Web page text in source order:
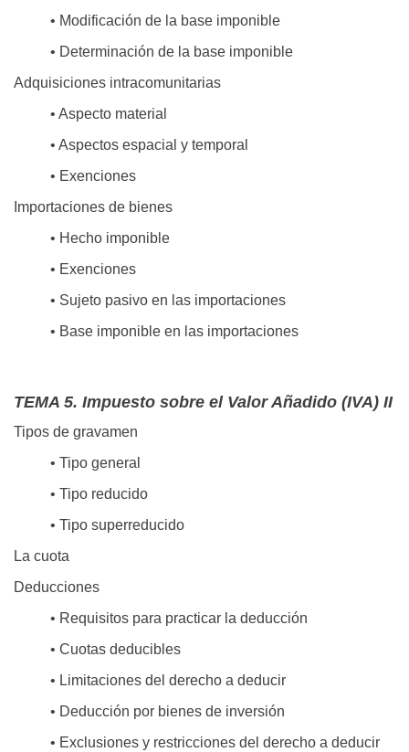
• Modificación de la base imponible
• Determinación de la base imponible
Adquisiciones intracomunitarias
• Aspecto material
• Aspectos espacial y temporal
• Exenciones
Importaciones de bienes
• Hecho imponible
• Exenciones
• Sujeto pasivo en las importaciones
• Base imponible en las importaciones
TEMA 5. Impuesto sobre el Valor Añadido (IVA) II
Tipos de gravamen
• Tipo general
• Tipo reducido
• Tipo superreducido
La cuota
Deducciones
• Requisitos para practicar la deducción
• Cuotas deducibles
• Limitaciones del derecho a deducir
• Deducción por bienes de inversión
• Exclusiones y restricciones del derecho a deducir